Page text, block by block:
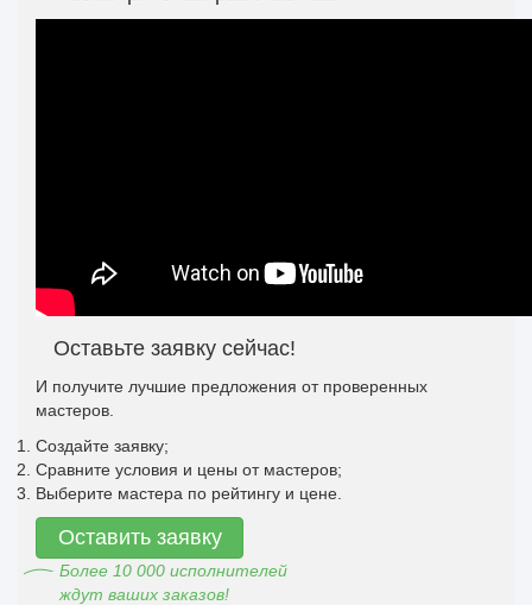
Оставьте заявку сейчас!
И получите лучшие предложения от проверенных
мастеров.
Создайте заявку;
Сравните условия и цены от мастеров;
Выберите мастера по рейтингу и цене.
Оставить заявку
Более 10 000 исполнителей
ждут ваших заказов!